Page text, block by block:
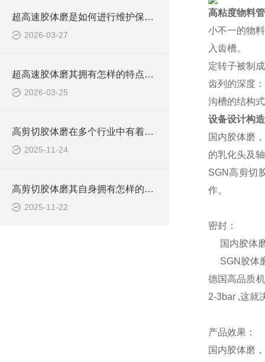
超高速胶体磨是如何进行维护保养的？
2026-03-27
超高速胶体磨其拥有怎样的特点呢？
2026-03-25
高剪切胶体磨在多个行业中有着广泛的应用
2025-11-24
高剪切胶体磨其自身拥有怎样的作用呢？
2025-11-22
高粘度物料
小不一的物
入齿槽。
定转子被制
齿列的深度
沟槽的结构
设备设计构
国内胶体磨
的乳化头及轴
SGN高剪切
作。
密封：
国内胶体
SGN 胶体
德国高品质
2-3bar ,这就
产品效果：
国内胶体磨